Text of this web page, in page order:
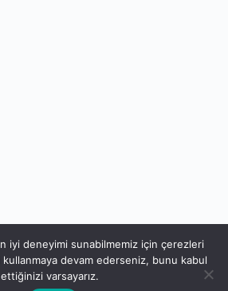
iyi deneyimi sunabilmemiz için çerezleri
kullanmaya devam ederseniz, bunu kabul
ettiğinizi varsayarız.